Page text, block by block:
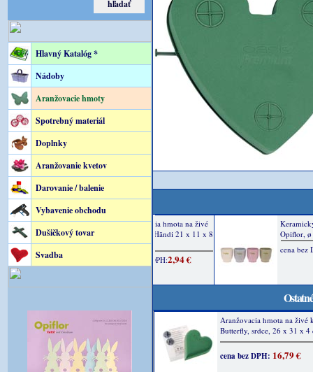
Hlavný Katalóg *
Nádoby
Aranžovacie hmoty
Spotrebný materiál
Doplnky
Aranžovanie kvetov
Darovanie / balenie
Vybavenie obchodu
Dušičkový tovar
Svadba
Aranžovacia hmota na živé
Butterfly, srdce, 26 x 31 x 4
cena bez DPH: 16,79 €